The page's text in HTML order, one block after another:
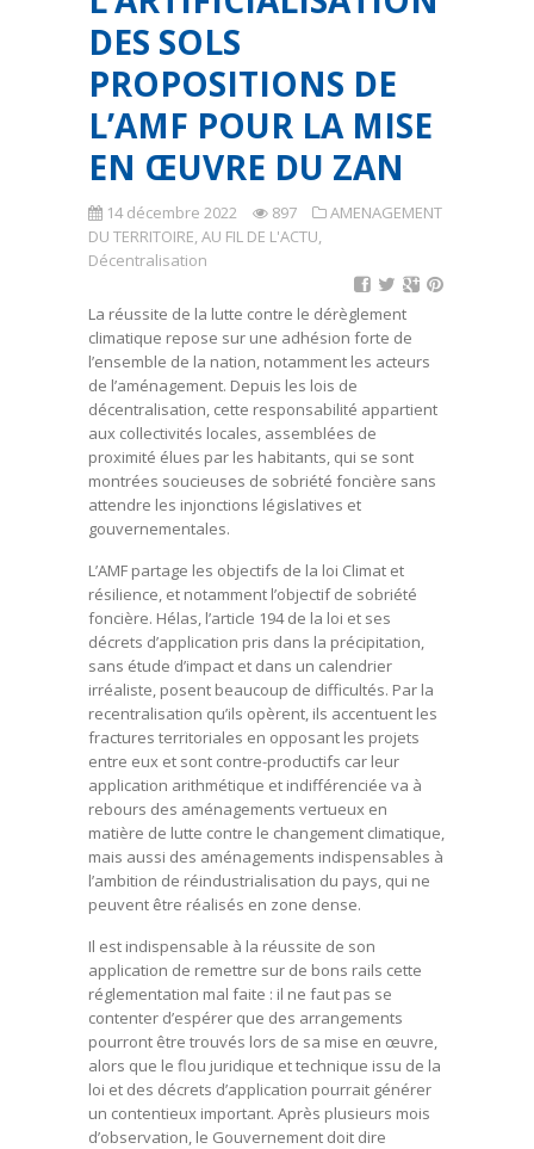
DES SOLS
PROPOSITIONS DE
L’AMF POUR LA MISE
EN ŒUVRE DU ZAN
14 décembre 2022 897
AMENAGEMENT
DU TERRITOIRE,AU FIL DE L'ACTU,
Décentralisation
La réussite de la lutte contre le dérèglement
climatique repose sur une adhésion forte de
l’ensemble de la nation, notamment les acteurs
de l’aménagement. Depuis les lois de
décentralisation, cette responsabilité appartient
aux collectivités locales, assemblées de
proximité élues par les habitants, qui se sont
montrées soucieuses de sobriété foncière sans
attendre les injonctions législatives et
gouvernementales.
L’AMF partage les objectifs de la loi Climat et
résilience, et notamment l’objectif de sobriété
foncière. Hélas, l’article 194 de la loi et ses
décrets d’application pris dans la précipitation,
sans étude d’impact et dans un calendrier
irréaliste, posent beaucoup de difficultés. Par la
recentralisation qu’ils opèrent, ils accentuent les
fractures territoriales en opposant les projets
entre eux et sont contre-productifs car leur
application arithmétique et indifférenciée va à
rebours des aménagements vertueux en
matière de lutte contre le changement climatique,
mais aussi des aménagements indispensables à
l’ambition de réindustrialisation du pays, qui ne
peuvent être réalisés en zone dense.
Il est indispensable à la réussite de son
application de remettre sur de bons rails cette
réglementation mal faite : il ne faut pas se
contenter d’espérer que des arrangements
pourront être trouvés lors de sa mise en œuvre,
alors que le flou juridique et technique issu de la
loi et des décrets d’application pourrait générer
un contentieux important. Après plusieurs mois
d’observation, le Gouvernement doit dire